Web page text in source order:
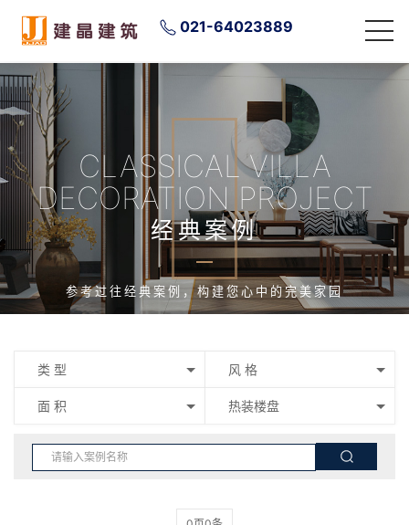
021-64023889
CLASSICAL VILLA
DECORATION PROJECT
经典案例
参考过往经典案例，构建您心中的完美家园
类 型 风 格
面 积 热装楼盘